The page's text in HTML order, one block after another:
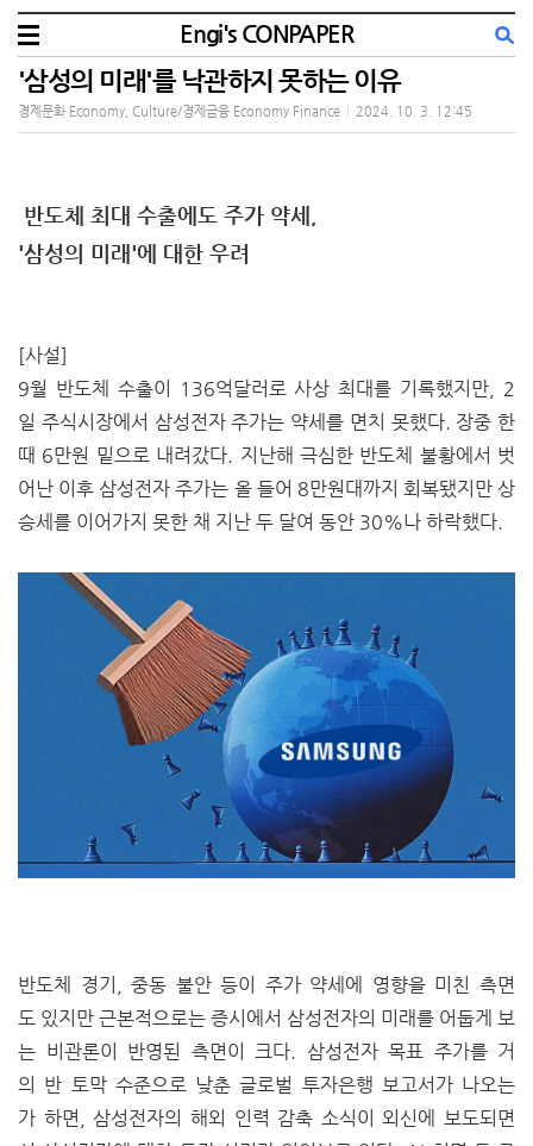
Engi's CONPAPER
'삼성의 미래'를 낙관하지 못하는 이유
경제문화 Economy, Culture/경제금융 Economy Finance 2024. 10. 3. 12:45
반도체 최대 수출에도 주가 약세,
'삼성의 미래'에 대한 우려
[사설]
9월 반도체 수출이 136억달러로 사상 최대를 기록했지만, 2
일 주식시장에서 삼성전자 주가는 약세를 면치 못했다. 장중 한
때 6만원 밑으로 내려갔다. 지난해 극심한 반도체 불황에서 벗
어난 이후 삼성전자 주가는 올 들어 8만원대까지 회복됐지만 상
승세를 이어가지 못한 채 지난 두 달여 동안 30%나 하락했다.
반도체 경기, 중동 불안 등이 주가 약세에 영향을 미친 측면
도 있지만 근본적으로는 증시에서 삼성전자의 미래를 어둡게 보
는 비관론이 반영된 측면이 크다. 삼성전자 목표 주가를 거
의 반 토막 수준으로 낮춘 글로벌 투자은행 보고서가 나오는
가 하면, 삼성전자의 해외 인력 감축 소식이 외신에 보도되면